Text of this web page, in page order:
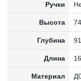
Ручки
Высота
Глубина
Длина
Материал